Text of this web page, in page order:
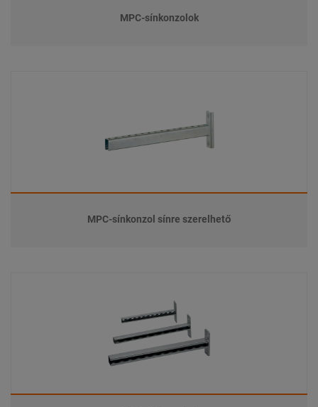
MPC-sínkonzolok
MPC-sínkonzol sínre szerelhető